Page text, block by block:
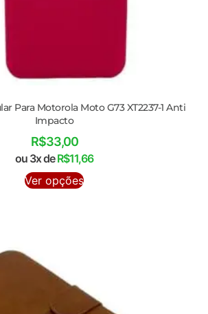
Para Motorola Moto G73 XT2237-1 Anti
Impacto
R$33,00
ou 3x deR$11,66
Ver opções